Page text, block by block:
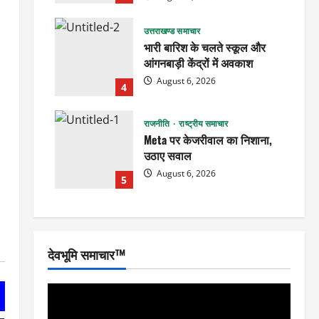
4
उत्तराखण्ड समाचार
भारी बारिश के चलते स्कूल और
आंगनबाड़ी केंद्रों में अवकाश
August 6, 2026
5
राजनीति राष्ट्रीय समाचार
Meta पर केजरीवाल का निशाना,
उठाए सवाल
August 6, 2026
देवभूमि समाचार™